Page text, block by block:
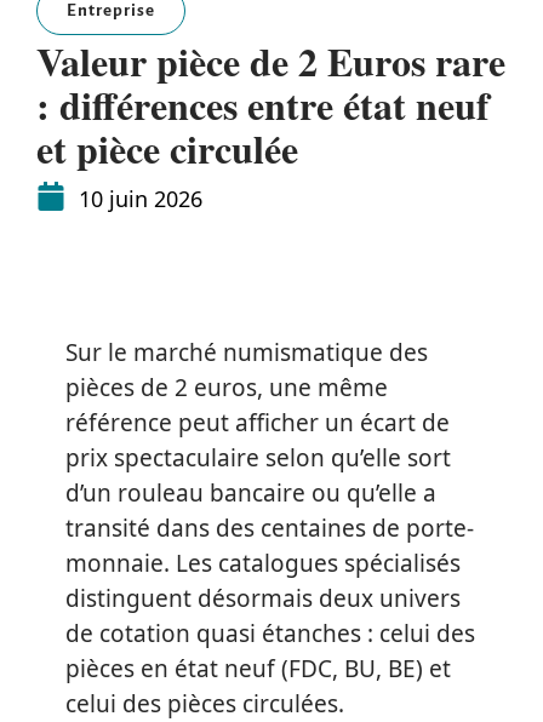
Entreprise
Valeur pièce de 2 Euros rare
: différences entre état neuf
et pièce circulée
10 juin 2026
Sur le marché numismatique des
pièces de 2 euros, une même
référence peut afficher un écart de
prix spectaculaire selon qu’elle sort
d’un rouleau bancaire ou qu’elle a
transité dans des centaines de porte-
monnaie. Les catalogues spécialisés
distinguent désormais deux univers
de cotation quasi étanches : celui des
pièces en état neuf (FDC, BU, BE) et
celui des pièces circulées.